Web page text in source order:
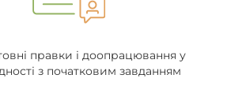
правки і доопрацювання у
з початковим завданням